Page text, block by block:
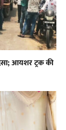
आयशर ट्रक की